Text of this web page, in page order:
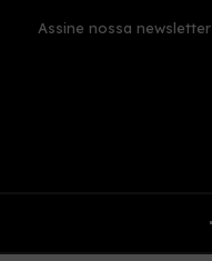
Assine nossa newsletter